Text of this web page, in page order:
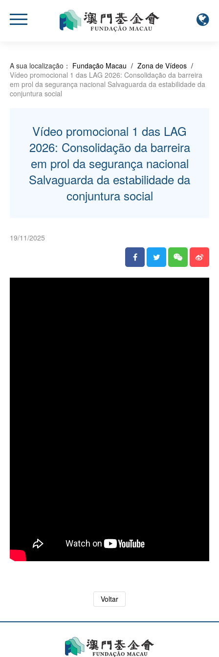
A sua localização： Fundação Macau / Zona de Vídeos /
Vídeo promocional 1 das LAG 2026: Consolidação da barreira
em prol da segurança nacional Salvaguarda da estabilidade da
conjuntura social
Vídeo promocional 1 das LAG
2026: Consolidação da barreira
em prol da segurança nacional
Salvaguarda da estabilidade da
conjuntura social
19/11/2025
Voltar